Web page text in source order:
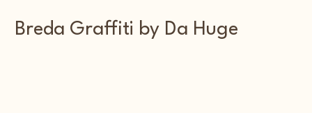
Breda Graffiti by Da Huge